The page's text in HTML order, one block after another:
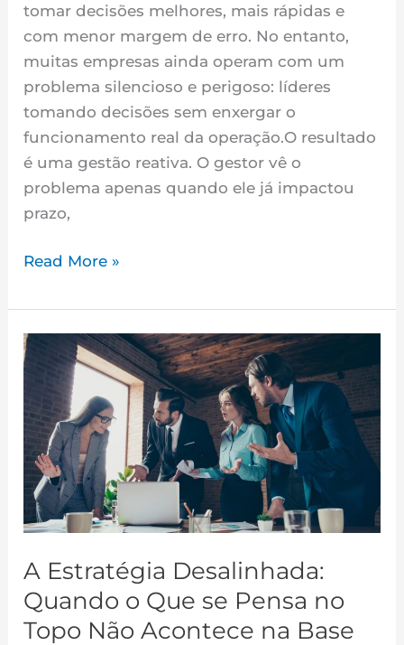
tomar decisões melhores, mais rápidas e
com menor margem de erro. No entanto,
muitas empresas ainda operam com um
problema silencioso e perigoso: líderes
tomando decisões sem enxergar o
funcionamento real da operação.O resultado
é uma gestão reativa. O gestor vê o
problema apenas quando ele já impactou
prazo,
Read More »
A Estratégia Desalinhada:
Quando o Que se Pensa no
Topo Não Acontece na Base
A
Estratégia
Desalinhada:
Quando
o
Que
se
Pensa
Topo
Não
Acontece